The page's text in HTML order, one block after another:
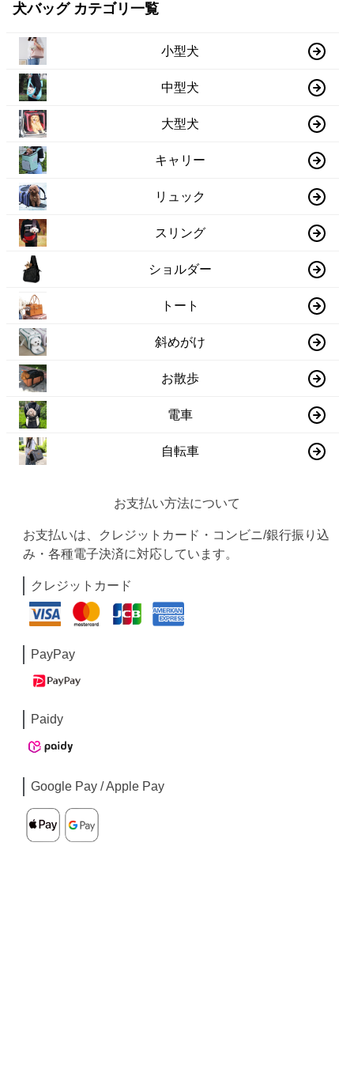
犬バッグ カテゴリ一覧
小型犬
中型犬
大型犬
キャリー
リュック
スリング
ショルダー
トート
斜めがけ
お散歩
電車
自転車
お支払い方法について
お支払いは、クレジットカード・コンビニ/銀行振り込
み・各種電子決済に対応しています。
クレジットカード
PayPay
Paidy
Google Pay / Apple Pay